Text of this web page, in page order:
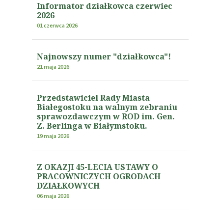
Informator działkowca czerwiec
2026
01 czerwca 2026
Najnowszy numer "działkowca"!
21 maja 2026
Przedstawiciel Rady Miasta
Białegostoku na walnym zebraniu
sprawozdawczym w ROD im. Gen.
Z. Berlinga w Białymstoku.
19 maja 2026
Z OKAZJI 45-LECIA USTAWY O
PRACOWNICZYCH OGRODACH
DZIAŁKOWYCH
06 maja 2026